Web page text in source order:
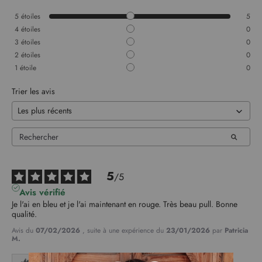
5 étoiles
5
4 étoiles
0
3 étoiles
0
2 étoiles
0
1 étoile 0
Trier les avis
5/5
Avis vérifié
Je l'ai en bleu et je l'ai maintenant en rouge. Très beau pull. Bonne
qualité.
Avis du 07/02/2026 , suite à une expérience du 23/01/2026 par Patricia
M.